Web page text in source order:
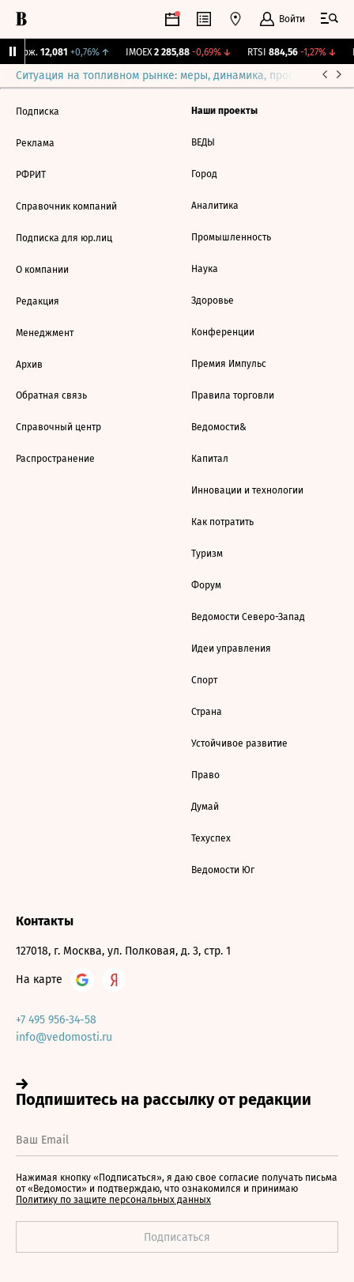
Войти
Бирж. 12,081 +0,76%↑ IMOEX 2 285,88 -0,69%↓ RTSI 884,56 -1,27%↓
Ситуация на топливном рынке: меры, динамика, прогнозы
Подписка
Реклама
РФРИТ
Справочник компаний
Подписка для юр.лиц
О компании
Редакция
Менеджмент
Архив
Обратная связь
Справочный центр
Распространение
Наши проекты
ВЕДЫ
Город
Аналитика
Промышленность
Наука
Здоровье
Конференции
Премия Импульс
Правила торговли
Ведомости&
Капитал
Инновации и технологии
Как потратить
Туризм
Форум
Ведомости Северо-Запад
Идеи управления
Спорт
Страна
Устойчивое развитие
Право
Думай
Техуспех
Ведомости Юг
Контакты
127018, г. Москва, ул. Полковая, д. 3, стр. 1
На карте
+7 495 956-34-58
info@vedomosti.ru
Нажимая кнопку «Подписаться», я даю свое согласие получать письма
от «Ведомости» и подтверждаю, что ознакомился и принимаю
Политику по защите персональных данных